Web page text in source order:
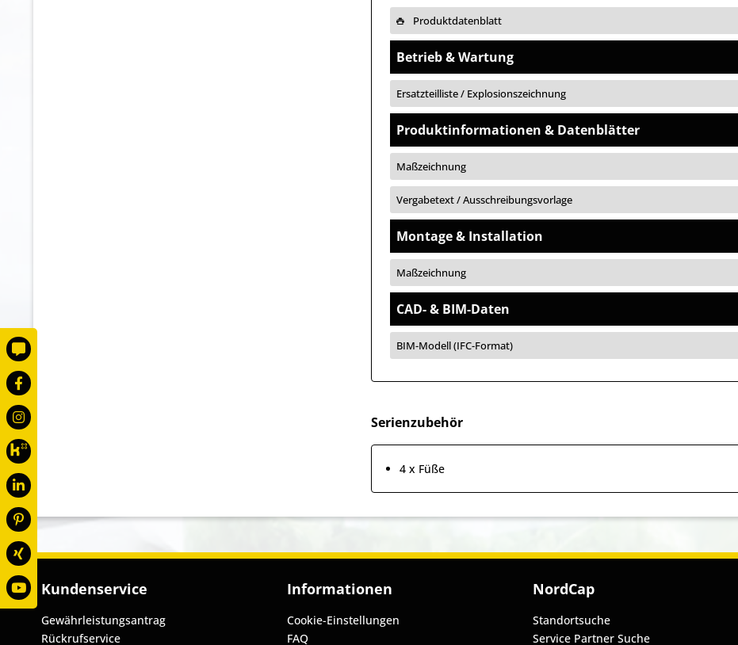
Produktdatenblatt
Betrieb & Wartung
Ersatzteilliste / Explosionszeichnung
Produktinformationen & Datenblätter
Maßzeichnung
Vergabetext / Ausschreibungsvorlage
Montage & Installation
Maßzeichnung
CAD- & BIM-Daten
BIM-Modell (IFC-Format)
Serienzubehör
4 x Füße
Kundenservice
Gewährleistungsantrag
Rückrufservice
Informationen
Cookie-Einstellungen
FAQ
NordCap
Standortsuche
Service Partner Suche